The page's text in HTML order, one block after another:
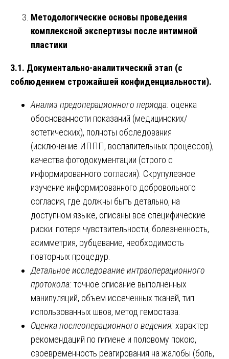
Методологические основы проведения
комплексной экспертизы после интимной
пластики
3.1. Документально-аналитический этап (с
соблюдением строжайшей конфиденциальности).
Анализ предоперационного периода: оценка
обоснованности показаний (медицинских/
эстетических), полноты обследования
(исключение ИППП, воспалительных процессов),
качества фотодокументации (строго с
информированного согласия). Скрупулезное
изучение информированного добровольного
согласия, где должны быть детально, на
доступном языке, описаны все специфические
риски: потеря чувствительности, болезненность,
асимметрия, рубцевание, необходимость
повторных процедур.
Детальное исследование интраоперационного
протокола: точное описание выполненных
манипуляций, объем иссеченных тканей, тип
использованных швов, метод гемостаза.
Оценка послеоперационного ведения: характер
рекомендаций по гигиене и половому покою,
своевременность реагирования на жалобы (боль,